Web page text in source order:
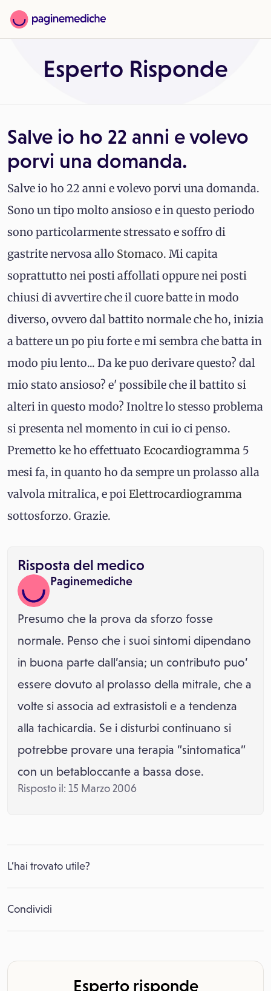
Esperto Risponde
Salve io ho 22 anni e volevo
porvi una domanda.
Salve io ho 22 anni e volevo porvi una domanda.
Sono un tipo molto ansioso e in questo periodo
sono particolarmente stressato e soffro di
gastrite nervosa allo Stomaco. Mi capita
soprattutto nei posti affollati oppure nei posti
chiusi di avvertire che il cuore batte in modo
diverso, ovvero dal battito normale che ho, inizia
a battere un po piu forte e mi sembra che batta in
modo piu lento... Da ke puo derivare questo? dal
mio stato ansioso? e' possibile che il battito si
alteri in questo modo? Inoltre lo stesso problema
si presenta nel momento in cui io ci penso.
Premetto ke ho effettuato Ecocardiogramma 5
mesi fa, in quanto ho da sempre un prolasso alla
valvola mitralica, e poiElettrocardiogramma
sottosforzo. Grazie.
Risposta del medico
Paginemediche
Presumo che la prova da sforzo fosse
normale. Penso che i suoi sintomi dipendano
in buona parte dall’ansia; un contributo puo’
essere dovuto al prolasso della mitrale, che a
volte si associa ad extrasistoli e a tendenza
alla tachicardia. Se i disturbi continuano si
potrebbe provare una terapia ”sintomatica”
con un betabloccante a bassa dose.
Risposto il: 15 Marzo 2006
L’hai trovato utile?
Condividi
Esperto risponde